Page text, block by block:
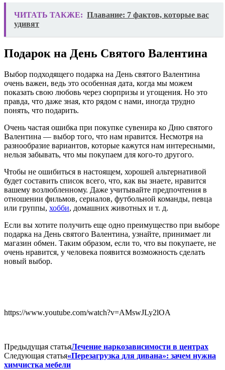
ЧИТАТЬ ТАКЖЕ: Плавание: 7 фактов, которые вас
удивят
Подарок на День Святого Валентина
Выбор подходящего подарка на День святого Валентина
очень важен, ведь это особенная дата, когда мы можем
показать свою любовь через сюрпризы и угощения. Но это
правда, что даже зная, кто рядом с нами, иногда трудно
понять, что подарить.
Очень частая ошибка при покупке сувенира ко Дню святого
Валентина — выбор того, что нам нравится. Несмотря на
разнообразие вариантов, которые кажутся нам интересными,
нельзя забывать, что мы покупаем для кого-то другого.
Чтобы не ошибиться в настоящем, хорошей альтернативой
будет составить список всего, что, как вы знаете, нравится
вашему возлюбленному. Даже учитывайте предпочтения в
отношении фильмов, сериалов, футбольной команды, певца
или группы, хобби, домашних животных и т. д.
Если вы хотите получить еще одно преимущество при выборе
подарка на День святого Валентина, узнайте, принимает ли
магазин обмен. Таким образом, если то, что вы покупаете, не
очень нравится, у человека появится возможность сделать
новый выбор.
https://www.youtube.com/watch?v=AMswJLy2lOA
Предыдущая статьяЛечение наркозависимости в центрах
Следующая статья«Перезагрузка для дивана»: зачем нужна
химчистка мебели